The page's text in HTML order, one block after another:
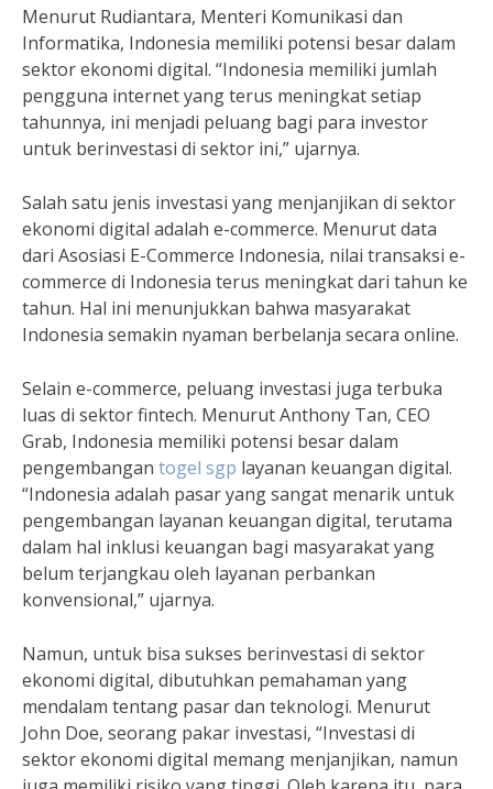
Menurut Rudiantara, Menteri Komunikasi dan
Informatika, Indonesia memiliki potensi besar dalam
sektor ekonomi digital. “Indonesia memiliki jumlah
pengguna internet yang terus meningkat setiap
tahunnya, ini menjadi peluang bagi para investor
untuk berinvestasi di sektor ini,” ujarnya.
Salah satu jenis investasi yang menjanjikan di sektor
ekonomi digital adalah e-commerce. Menurut data
dari Asosiasi E-Commerce Indonesia, nilai transaksi e-
commerce di Indonesia terus meningkat dari tahun ke
tahun. Hal ini menunjukkan bahwa masyarakat
Indonesia semakin nyaman berbelanja secara online.
Selain e-commerce, peluang investasi juga terbuka
luas di sektor fintech. Menurut Anthony Tan, CEO
Grab, Indonesia memiliki potensi besar dalam
pengembangan togel sgp layanan keuangan digital.
“Indonesia adalah pasar yang sangat menarik untuk
pengembangan layanan keuangan digital, terutama
dalam hal inklusi keuangan bagi masyarakat yang
belum terjangkau oleh layanan perbankan
konvensional,” ujarnya.
Namun, untuk bisa sukses berinvestasi di sektor
ekonomi digital, dibutuhkan pemahaman yang
mendalam tentang pasar dan teknologi. Menurut
John Doe, seorang pakar investasi, “Investasi di
sektor ekonomi digital memang menjanjikan, namun